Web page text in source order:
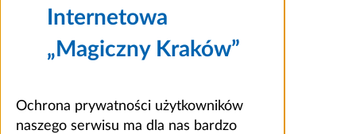
Internetowa
„Magiczny Kraków”
Ochrona prywatności użytkowników
naszego serwisu ma dla nas bardzo